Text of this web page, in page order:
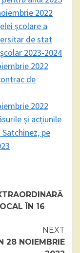
2022
școlare a
de stat
2023-2024
2022
de
2022
și acțiunile
pe
ÎN 16
NEXT
28 NOIEMBRIE